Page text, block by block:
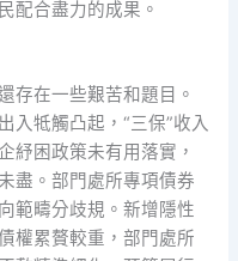
配合盡力的成果。
在一些艱苦和題目。
入牴觸凸起，“三保”收入
紓困政策未有用落實，
盡。部門處所專項債券
範疇分歧規。新增隱性
權累贅較重，部門處所